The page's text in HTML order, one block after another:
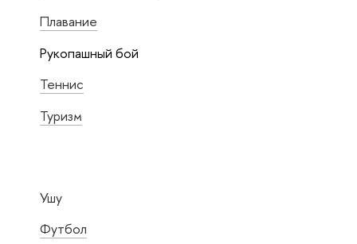
Плавание
Рукопашный бой
Теннис
Туризм
Ушу
Футбол